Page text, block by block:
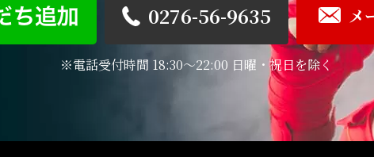
0276-56-9635 メ
※電話受付時間 18:30～22:00 日曜・祝日を除く